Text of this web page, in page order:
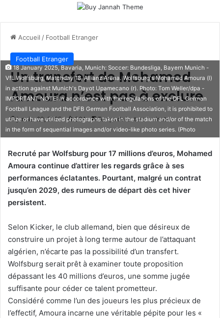
Accueil / Football Etranger
Football Etranger
Un transfert de Mohamed
Amoura n’est pas à exclure
janvier 20, 2025 364 Temps de lecture 1 minute
18 January 2025, Bavaria, Munich: Soccer: Bundesliga, Bayern Munich -
VfL Wolfsburg, Matchday 18, Allianz Arena. Wolfsburg's Mohamed Amoura (l)
in action against Munich's Dayot Upamecano (r). Photo: Tom Weller/dpa -
IMPORTANT NOTE: In accordance with the regulations of the DFL German
Football League and the DFB German Football Association, it is prohibited to
utilize or have utilized photographs taken in the stadium and/or of the match
in the form of sequential images and/or video-like photo series. (Photo
Recruté par Wolfsburg pour 17 millions d’euros, Mohamed
Amoura continue d’attirer les regards grâce à ses
performances éclatantes. Pourtant, malgré un contrat
jusqu’en 2029, des rumeurs de départ dès cet hiver
persistent.
Selon Kicker, le club allemand, bien que désireux de
construire un projet à long terme autour de l’attaquant
algérien, n’écarte pas la possibilité d’un transfert.
Wolfsburg serait prêt à examiner toute proposition
dépassant les 40 millions d’euros, une somme jugée
suffisante pour céder ce talent prometteur.
Considéré comme l’un des joueurs les plus précieux de
l’effectif, Amoura incarne une véritable pépite pour les «